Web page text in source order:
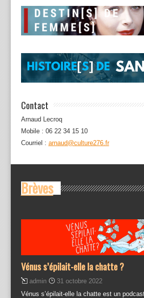
Contact
Arnaud Lecroq
Mobile : 06 22 34 15 10
Courriel : arnaud@culture276.fr
Brèves
Vénus s’épilait-elle la chatte ?
admin
31 octobre 2022
Vénus s’épilait-elle la chatte est un